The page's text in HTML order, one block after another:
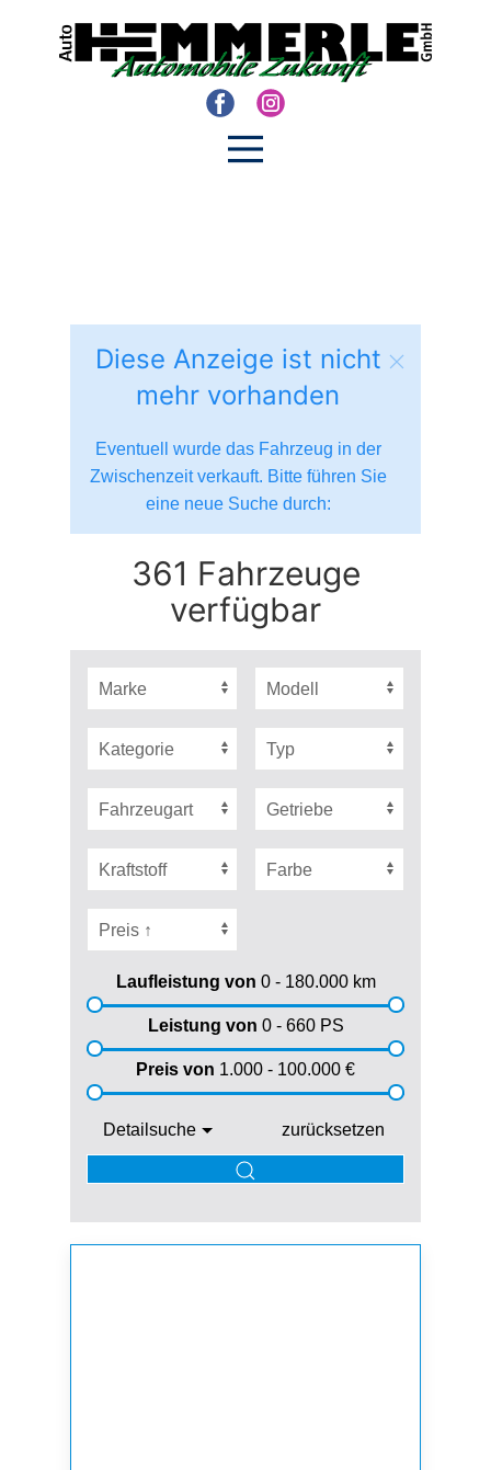
Diese Anzeige ist nicht
mehr vorhanden
Eventuell wurde das Fahrzeug in der
Zwischenzeit verkauft. Bitte führen Sie
eine neue Suche durch:
361 Fahrzeuge
verfügbar
Laufleistung von 0 - 180.000km
Leistung von 0 - 660PS
Preis von 1.000 - 100.000 €
Detailsuche zurücksetzen